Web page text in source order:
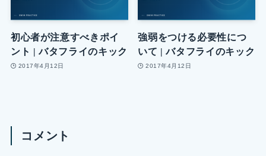
初心者が注意すべきポイ
ント | バタフライのキック
2017年4月12日
強弱をつける必要性につ
いて | バタフライのキック
2017年4月12日
コメント